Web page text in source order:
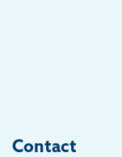
Contact